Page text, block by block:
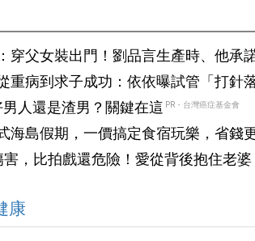
穿父女裝出門！劉品言生產時、他承
重病到求子成功：依依曝試管「打針
人還是渣男？關鍵在這 PR・台灣癌症基金會
海島假期，一價搞定食宿玩樂，省錢
，比拍戲還危險！愛從背後抱住老婆
康